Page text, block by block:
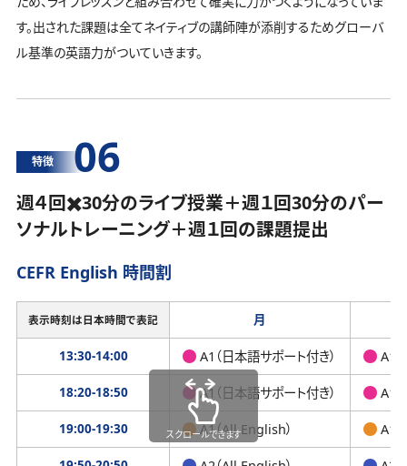
す。出された課題は全てネイティブの講師陣が添削するためグローバ
ル基準の英語力がついていきます。
特徴 06
週４回✖️30分のライブ授業＋週１回30分のパー
ソナルトレーニング＋週１回の課題提出
CEFR English 時間割
表示時刻は日本時間で表記 月
13:30-14:00 A1（日本語サポート付き） A1
18:20-18:50 A1（日本語サポート付き） A1
19:00-19:30 A1（All English） A1
スクロールできます